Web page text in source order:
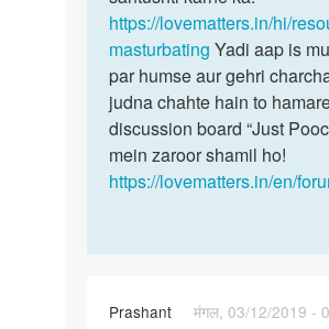
Golu
tyagi
https://lovematters.in/hi/
masturbating Yadi aap is
par humse aur gehri
judna chahte hain to
discussion board “Just
mein zaroor shamil ho!
https://lovematters.in/en/
Prashant
मंगल, 03/12/2019 -